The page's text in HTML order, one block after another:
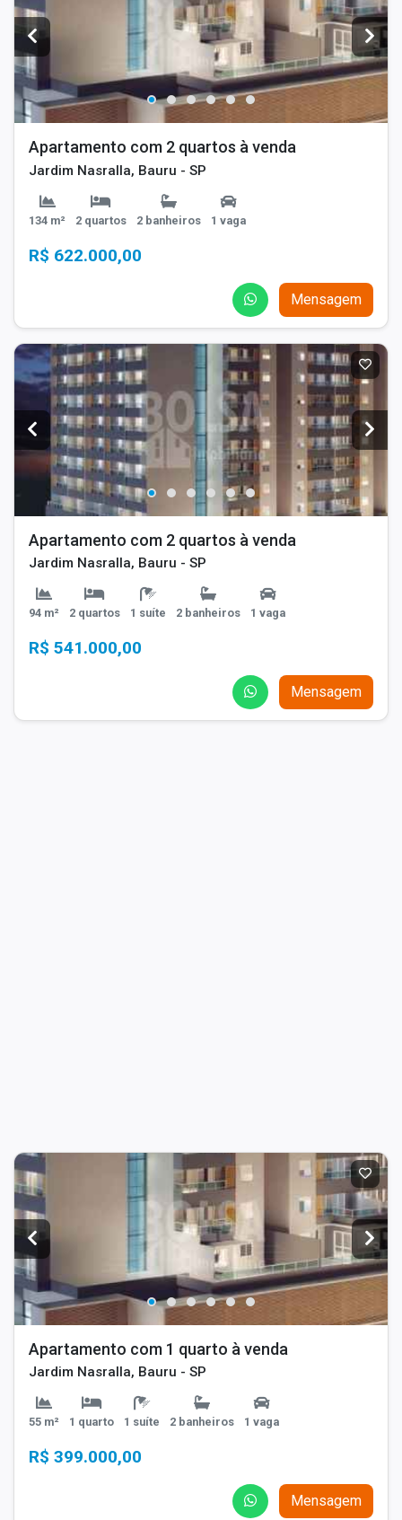
Apartamento com 2 quartos à venda
Jardim Nasralla, Bauru - SP
134 m² 2 quartos 2 banheiros 1 vaga
R$ 622.000,00
Mensagem
Apartamento com 2 quartos à venda
Jardim Nasralla, Bauru - SP
94 m² 2 quartos 1 suíte 2 banheiros 1 vaga
R$ 541.000,00
Mensagem
Apartamento com 1 quarto à venda
Jardim Nasralla, Bauru - SP
55 m² 1 quarto 1 suíte 2 banheiros 1 vaga
R$ 399.000,00
Mensagem